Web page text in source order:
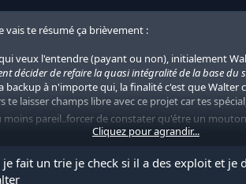
vais te résumé ça brièvement :
veux l'entendre (payant ou non), initialement
décider de refaire la quasi intégralité de la base
à n'importe qui, la finalité c'est que
laisser champs libre avec ce projet car tes
pareil..forcer de constater qu'étre un
Cliquez pour agrandir...
fait un trie je check si il a des exploit et